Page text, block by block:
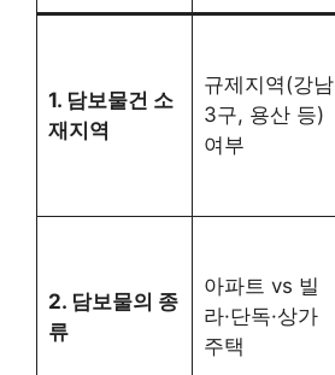
1. 담보물건 소
재지역
규제지역(강남
3구, 용산 등)
여부
2. 담보물의 종
류
아파트 vs 빌
라·단독·상가
주택